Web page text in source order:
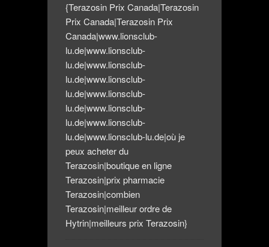
{Terazosin Prix Canada|Terazosin
Prix Canada|Terazosin Prix
Canada|www.lionsclub-
lu.de|www.lionsclub-
lu.de|www.lionsclub-
lu.de|www.lionsclub-
lu.de|www.lionsclub-
lu.de|www.lionsclub-
lu.de|www.lionsclub-
lu.de|www.lionsclub-lu.de|où je
peux acheter du
Terazosin|boutique en ligne
Terazosin|prix pharmacie
Terazosin|combien
Terazosin|meilleur ordre de
Hytrin|meilleurs prix Terazosin}